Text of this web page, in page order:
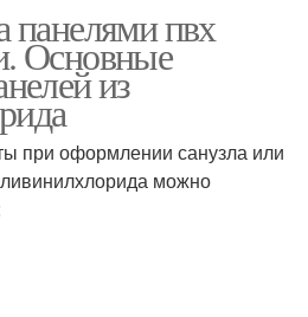
панелями пвх
Основные
из
при оформлении санузла или
можно